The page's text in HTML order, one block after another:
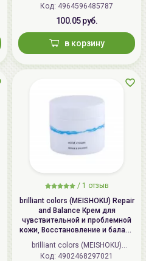
Код: 4964596485787
100.05 руб.
в корзину
/ 1 отзыв
brilliant colors (MEISHOKU) Repair
and Balance Крем для
чувствительной и проблемной
кожи, Восстановление и баланс
| 45г | Repair and Balance Mild
Cream
brilliant colors (MEISHOKU)
(Япония)
Код: 4902468297021